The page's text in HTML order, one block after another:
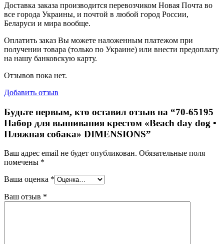
Доставка заказа производится перевозчиком Новая Почта во
все города Украины, и почтой в любой город России,
Беларуси и мира вообще.
Оплатить заказ Вы можете наложенным платежом при
получении товара (только по Украине) или внести предоплату
на нашу банковскую карту.
Отзывов пока нет.
Добавить отзыв
Будьте первым, кто оставил отзыв на “70-65195
Набор для вышивания крестом «Beach day dog •
Пляжная собака» DIMENSIONS”
Ваш адрес email не будет опубликован. Обязательные поля
помечены *
Ваша оценка *
Ваш отзыв *